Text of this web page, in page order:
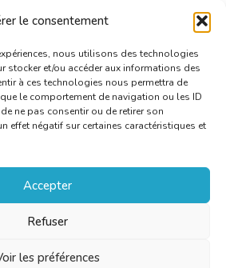
le consentement
nous utilisons des technologies
stocker et/ou accéder aux informations des
à ces technologies nous permettra de
le comportement de navigation ou les ID
ne pas consentir ou de retirer son
effet négatif sur certaines caractéristiques et
Accepter
Refuser
les préférences
pour obtenir le code promo.